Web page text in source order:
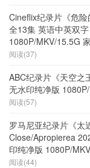
Cineflix纪录片《危险
全13集 英语中英双
1080P/MKV/15.5G
阅读(37)
ABC纪录片《天空之
无水印纯净版
阅读(57)
罗马尼亚纪录片《太
Close/Apropierea
印纯净版 1080P/
阅读(44)